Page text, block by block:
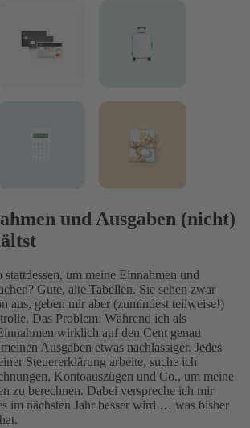
und Ausgaben (nicht)
stattdessen, um meine Einnahmen und
Gute, alte Tabellen. Sie sehen zwar
aus, geben mir aber (zumindest teilweise!)
Das Problem: Während ich als
wirklich auf den Cent genau
Ausgaben etwas nachlässiger. Jedes
Steuererklärung arbeite, suche ich
Kontoauszügen und Co., um meine
zu berechnen. Dabei verspreche ich mir
im nächsten Jahr besser wird … was bisher